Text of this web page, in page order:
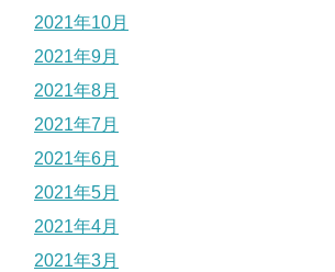
2021年10月
2021年9月
2021年8月
2021年7月
2021年6月
2021年5月
2021年4月
2021年3月